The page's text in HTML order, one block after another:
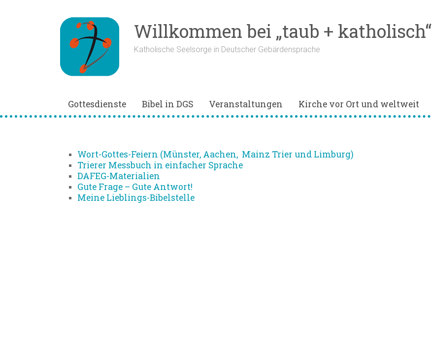
Willkommen bei „taub + katholisch“
Katholische Seelsorge in Deutscher Gebärdensprache
Gottesdienste Bibel in DGS Veranstaltungen Kirche vor Ort und weltweit
Wort-Gottes-Feiern (Münster, Aachen, Mainz Trier und Limburg)
Trierer Messbuch in einfacher Sprache
DAFEG-Materialien
Gute Frage – Gute Antwort!
Meine Lieblings-Bibelstelle